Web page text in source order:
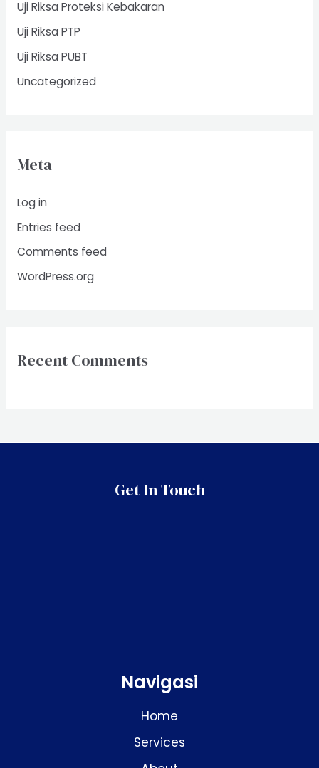
Uji Riksa Proteksi Kebakaran
Uji Riksa PTP
Uji Riksa PUBT
Uncategorized
Meta
Log in
Entries feed
Comments feed
WordPress.org
Recent Comments
Get In Touch
Navigasi
Home
Services